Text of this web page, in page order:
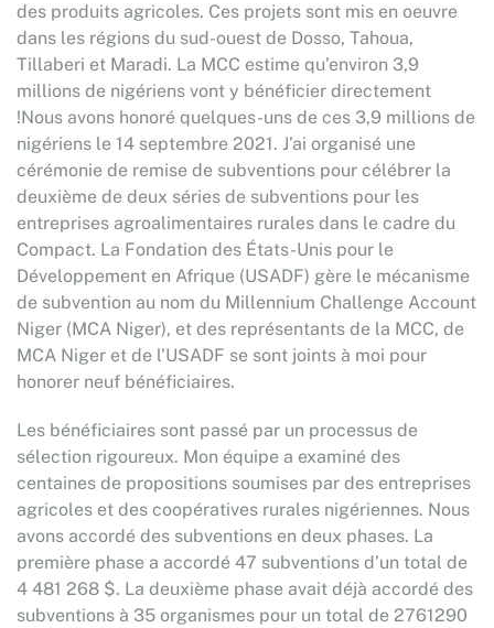
des produits agricoles. Ces projets sont mis en oeuvre
dans les régions du sud-ouest de Dosso, Tahoua,
Tillaberi et Maradi. La MCC estime qu’environ 3,9
millions de nigériens vont y bénéficier directement
!Nous avons honoré quelques-uns de ces 3,9 millions de
nigériens le 14 septembre 2021. J’ai organisé une
cérémonie de remise de subventions pour célébrer la
deuxième de deux séries de subventions pour les
entreprises agroalimentaires rurales dans le cadre du
Compact. La Fondation des États-Unis pour le
Développement en Afrique (USADF) gère le mécanisme
de subvention au nom du Millennium Challenge Account
Niger (MCA Niger), et des représentants de la MCC, de
MCA Niger et de l’USADF se sont joints à moi pour
honorer neuf bénéficiaires.
Les bénéficiaires sont passé par un processus de
sélection rigoureux. Mon équipe a examiné des
centaines de propositions soumises par des entreprises
agricoles et des coopératives rurales nigériennes. Nous
avons accordé des subventions en deux phases. La
première phase a accordé 47 subventions d’un total de
4 481 268 $. La deuxième phase avait déjà accordé des
subventions à 35 organismes pour un total de 2761290